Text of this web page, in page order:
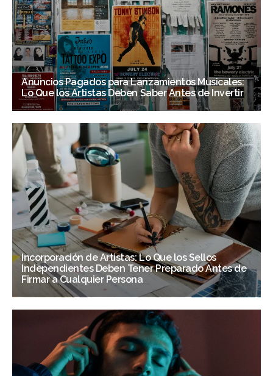
Anuncios Pagados para Lanzamientos Musicales:
Lo Que los Artistas Deben Saber Antes de Invertir
Incorporación de Artistas: Lo Que los Sellos
Independientes Deben Tener Preparado Antes de
Firmar a Cualquier Persona